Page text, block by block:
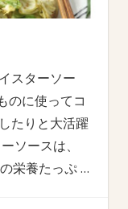
スターソー
のに使ってコ
たりと大活躍
ソースは、
栄養たっぷ…